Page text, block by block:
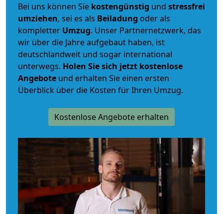
Bei uns können Sie kostengünstig und stressfrei
umziehen, sei es als Beiladung oder als
kompletter Umzug. Unser Partnernetzwerk, das
wir über die Jahre aufgebaut haben, ist
deutschlandweit und sogar international
unterwegs. Holen Sie sich jetzt kostenlose
Angebote und erhalten Sie einen ersten
Überblick über die Kosten für Ihren Umzug.
Kostenlose Angebote erhalten